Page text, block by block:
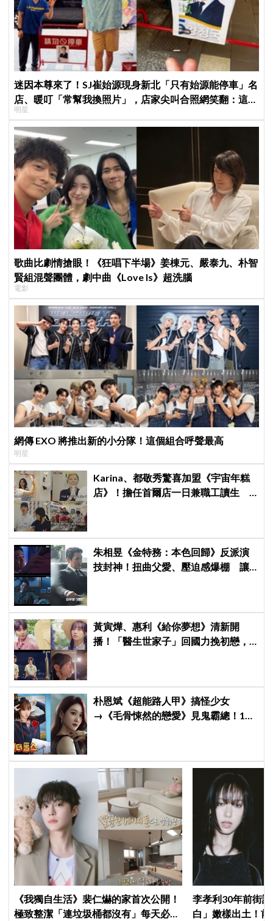
迷因本尊來了！SJ崔始源現身新北「只有始源能停車」名
店、暖叮「常幫我換照片」，店家尖叫合照網笑翻：這輩
子不能脫粉了
明星
歌曲比劇情搶眼！《狂唱下半場》姜棟元、嚴泰九、朴智
賢組混聲團體，劇中曲《Love Is》超洗腦
電影
網傳 EXO 將推出新的小分隊！這個組合呼聲最高
明星
Karina、都敬秀驚喜加盟《宇宙年糕
店》！擔任首爾店一日兼職工讀生
朱相昱《金特務：本色回歸》反派演
技封神！扭曲父愛、壓迫感爆棚 讓
黃寅燁、惠利《給你夢想》清新開
播！「醫生世家子」回國力挽初戀，
朴恩斌《超能路人甲》搞怪少女
→《毛骨悚然的戀愛》見鬼霸總！180
《我獨自生活》裴仁爀的家首次公開！
極致整潔「連垃圾桶都沒有」每天必做
李孝利30年前街
白」嫩樣出土！